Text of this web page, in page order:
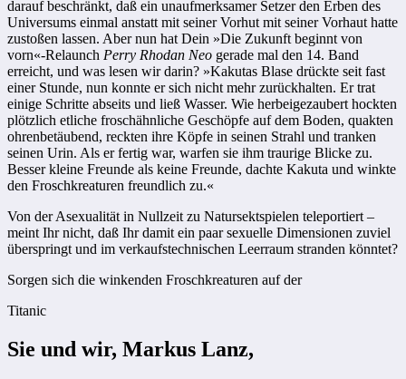
darauf beschränkt, daß ein unaufmerksamer Setzer den Erben des
Universums einmal anstatt mit seiner Vorhut mit seiner Vorhaut hatte
zustoßen lassen. Aber nun hat Dein »Die Zukunft beginnt von
vorn«-Relaunch Perry Rhodan Neo gerade mal den 14. Band
erreicht, und was lesen wir darin? »Kakutas Blase drückte seit fast
einer Stunde, nun konnte er sich nicht mehr zurückhalten. Er trat
einige Schritte abseits und ließ Wasser. Wie herbeigezaubert hockten
plötzlich etliche froschähnliche Geschöpfe auf dem Boden, quakten
ohrenbetäubend, reckten ihre Köpfe in seinen Strahl und tranken
seinen Urin. Als er fertig war, warfen sie ihm traurige Blicke zu.
Besser kleine Freunde als keine Freunde, dachte Kakuta und winkte
den Froschkreaturen freundlich zu.«
Von der Asexualität in Nullzeit zu Natursektspielen teleportiert –
meint Ihr nicht, daß Ihr damit ein paar sexuelle Dimensionen zuviel
überspringt und im verkaufstechnischen Leerraum stranden könntet?
Sorgen sich die winkenden Froschkreaturen auf der
Titanic
Sie und wir, Markus Lanz,